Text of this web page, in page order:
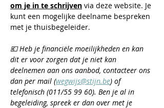
om je in te schrijven via deze website. Je
kunt een mogelijke deelname bespreken
met je thuisbegeleider.
💶 ​Heb je financiële moeilijkheden en kan
dit er voor zorgen dat je niet kan
deelnemen aan ons aanbod, contacteer ons
dan per mail (wegwijs@stijn.be) of
telefonisch (011/55 99 60). Ben je al in
begeleiding, spreek er dan over met je